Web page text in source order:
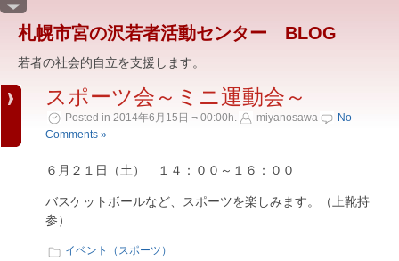
札幌市宮の沢若者活動センター BLOG
若者の社会的自立を支援します。
スポーツ会～ミニ運動会～
Posted in 2014年6月15日 ¬ 00:00h. miyanosawa
No
Comments »
６月２１日（土） １４：００～１６：００
バスケットボールなど、スポーツを楽しみます。（上靴持
参）
イベント（スポーツ）